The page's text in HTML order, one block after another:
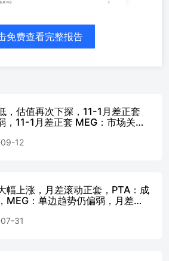
期货交易委员会9月12日的数据显示，在截
来的最低水平，因为管理资金交易员恢复增
9月12日的交易员承诺数据显示，在截至9
125,390份合约，使交易员类别处于截至
当周以来的净短仓位。 管理资金类别的交易
寸削减至仅12,657份合约——这是自2007年
来最短的净头寸。 相比之下，商业交易员
来的最低水平。 生产商/商人类别的交易者
】 对二甲苯趋势强度：-1 PTA趋势强
强度：-1 注：趋势强度取值范围为
。强弱程度分类如下：弱、偏弱、中性、
最看空，2表示最看多。 【观点及建议】
免费查看完整报告
，估值再次下探，11-1月差正套
，11-1月差正套 MEG：市场关注
12
幅上涨，月差滚动正套，PTA：成
MEG：单边趋势仍偏弱，月差反
31